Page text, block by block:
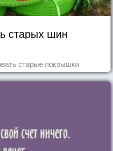
старых шин
старые покрышки